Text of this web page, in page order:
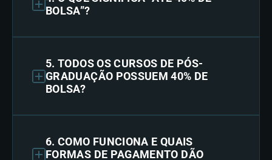
BOLSA”?
5. TODOS OS CURSOS DE PÓS-
GRADUAÇÃO POSSUEM 40% DE
BOLSA?
6. COMO FUNCIONA E QUAIS
FORMAS DE PAGAMENTO DÃO